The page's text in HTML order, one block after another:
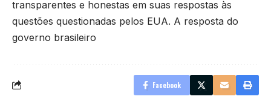
transparentes e honestas em suas respostas às
questões questionadas pelos EUA. A resposta do
governo brasileiro
Facebook